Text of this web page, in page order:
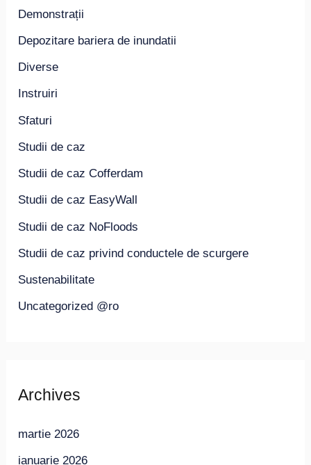
Demonstrații
Depozitare bariera de inundatii
Diverse
Instruiri
Sfaturi
Studii de caz
Studii de caz Cofferdam
Studii de caz EasyWall
Studii de caz NoFloods
Studii de caz privind conductele de scurgere
Sustenabilitate
Uncategorized @ro
Archives
martie 2026
ianuarie 2026